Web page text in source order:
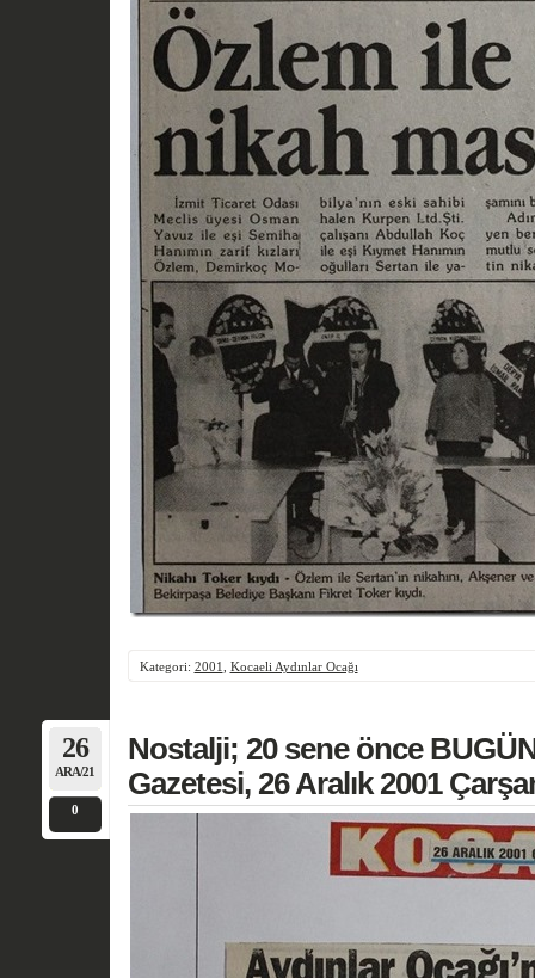
Kategori: 2001 Kocaeli Aydınlar Ocağı
26
ARA/21
0
Nostalji; 20 sene önce
Gazetesi, 26 Aralık 2001